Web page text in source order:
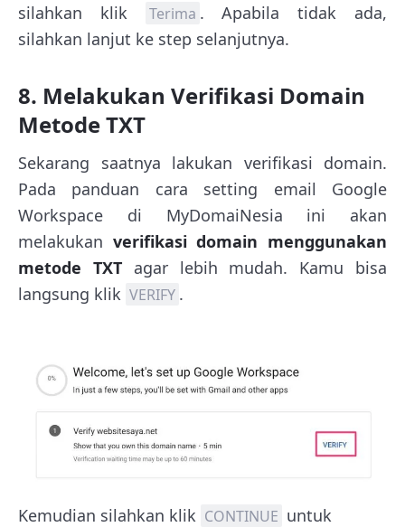
silahkan klik
Terima . Apabila tidak ada,
silahkan lanjut ke step selanjutnya.
8. Melakukan Verifikasi Domain
Metode TXT
Sekarang saatnya lakukan verifikasi domain.
Pada panduan cara setting email Google
Workspace di MyDomaiNesia ini akan
melakukan verifikasi domain menggunakan
metode TXTagar lebih mudah. Kamu bisa
langsung klik VERIFY .
Kemudian silahkan klik CONTINUE untuk